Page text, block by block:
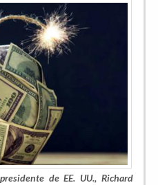
de EE. UU., Richard